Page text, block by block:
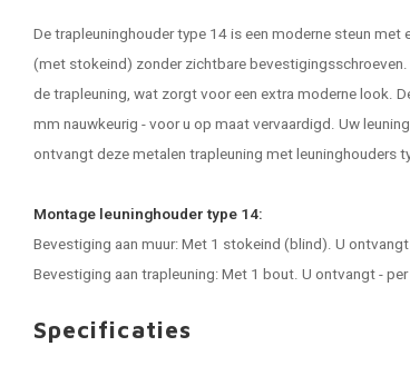
De trapleuninghouder type 14 is een moderne steun
(met stokeind) zonder zichtbare
de trapleuning, wat zorgt voor een extra moderne look.
mm nauwkeurig - voor u op maat vervaardigd. Uw
ontvangt deze metalen trapleuning met leuninghouders
Montage leuninghouder type 14:
Bevestiging aan muur: Met 1 stokeind (blind). U
Bevestiging aan trapleuning: Met 1 bout. U ontvangt -
Specificaties